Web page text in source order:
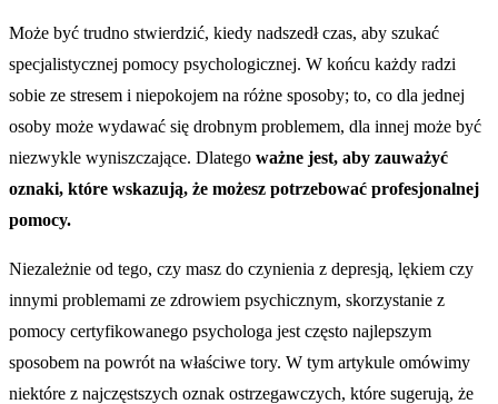
Może być trudno stwierdzić, kiedy nadszedł czas, aby szukać
specjalistycznej pomocy psychologicznej. W końcu każdy radzi
sobie ze stresem i niepokojem na różne sposoby; to, co dla jednej
osoby może wydawać się drobnym problemem, dla innej może być
niezwykle wyniszczające. Dlatego ważne jest, aby zauważyć
oznaki, które wskazują, że możesz potrzebować profesjonalnej
pomocy.
Niezależnie od tego, czy masz do czynienia z depresją, lękiem czy
innymi problemami ze zdrowiem psychicznym, skorzystanie z
pomocy certyfikowanego psychologa jest często najlepszym
sposobem na powrót na właściwe tory. W tym artykule omówimy
niektóre z najczęstszych oznak ostrzegawczych, które sugerują, że